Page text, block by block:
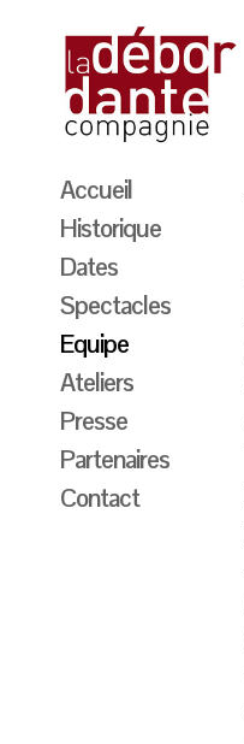
Accueil
Historique
Dates
Spectacles
Equipe
Ateliers
Presse
Partenaires
Contact